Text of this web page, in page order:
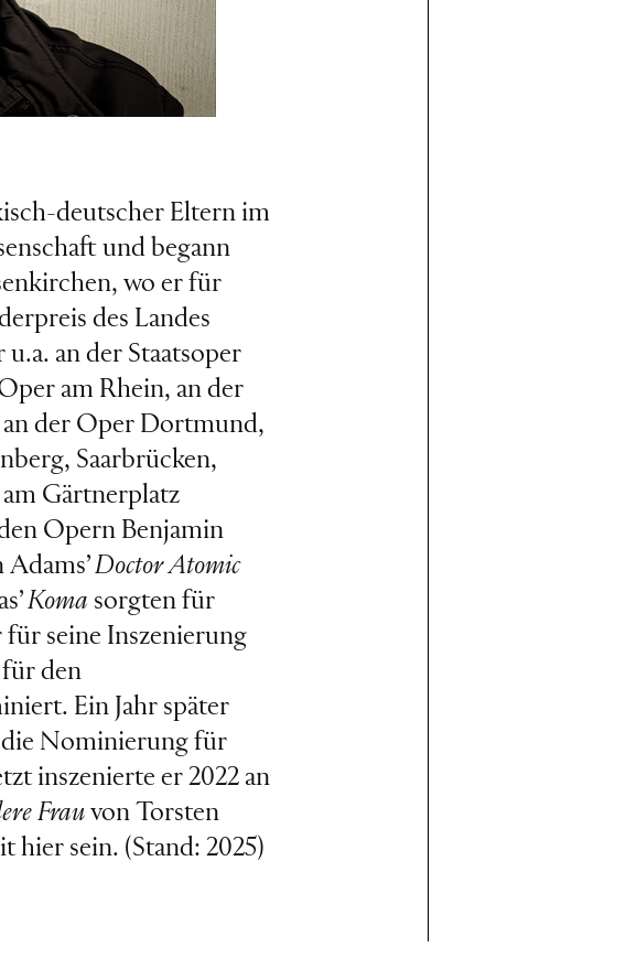
deutscher Eltern im
und begann
wo er für
des Landes
an der Staatsoper
am Rhein, an der
der Oper Dortmund,
Saarbrücken,
am Gärtnerplatz
Opern Benjamin
Adams’Doctor Atomic
Koma sorgten für
seine Inszenierung
den
Ein Jahr später
Nominierung für
inszenierte er 2022 an
Frau von Torsten
hier sein. (Stand: 2025)